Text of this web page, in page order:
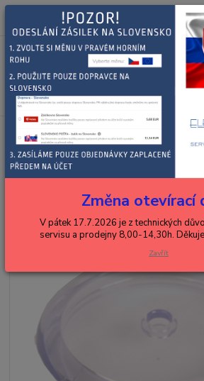
+420 602 288 130
(Po-Pá, 8-15 hod.)
DOPRODEJ ROWENTA VÍČKO
ROWENTA VÍČKO
PÁKOVÉ ESPRESSO
Změna otevírací
V pátek 17.7.2026 je z technických
servisu a prodejny 8,00-14,30h.
Zavřít